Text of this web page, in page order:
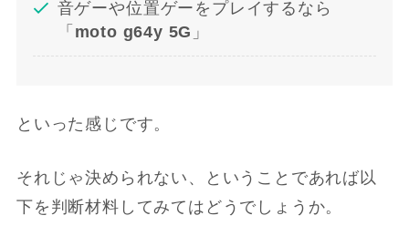
音ゲーや位置ゲーをプレイするなら
「 moto g64y 5G 」
といった感じです。
それじゃ決められない、ということであれば以
下を判断材料してみてはどうでしょうか。